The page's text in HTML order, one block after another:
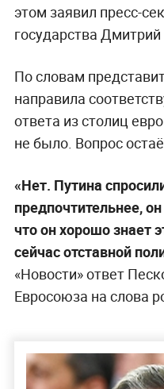
этом заявил пресс-
государства Дмитрий
По словам
направила
ответа из столиц
не было. Вопрос
«Нет. Путина
предпочтительнее,
что он хорошо знает
сейчас отставной
«Новости» ответ
Евросоюза на слова